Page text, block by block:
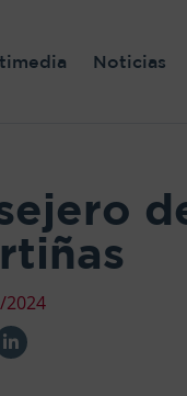
Noticias
2024